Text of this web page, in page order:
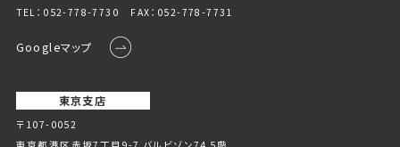
TEL： 052-778-7730 FAX：052-778-7731
Googleマップ
東京支店
〒107-0052